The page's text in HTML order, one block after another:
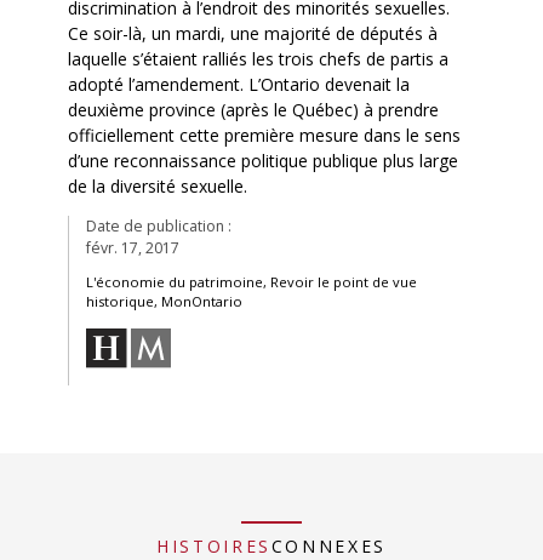
Date de publication :
févr. 17, 2017
L'économie du patrimoine, Revoir le point de vue
historique, MonOntario
discrimination à l’endroit des minorités sexuelles.
Ce soir-là, un mardi, une majorité de députés à
laquelle s’étaient ralliés les trois chefs de partis a
adopté l’amendement. L’Ontario devenait la
deuxième province (après le Québec) à prendre
officiellement cette première mesure dans le sens
d’une reconnaissance politique publique plus large
de la diversité sexuelle.
HISTOIRES CONNEXES